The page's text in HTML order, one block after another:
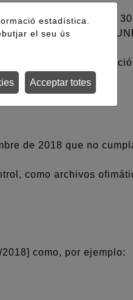
visible de UNE-EN
ante errores de
una definición de
de 2018 que no
como archivos
como, por ejemplo:
estadística.
el seu ús
Acceptar totes